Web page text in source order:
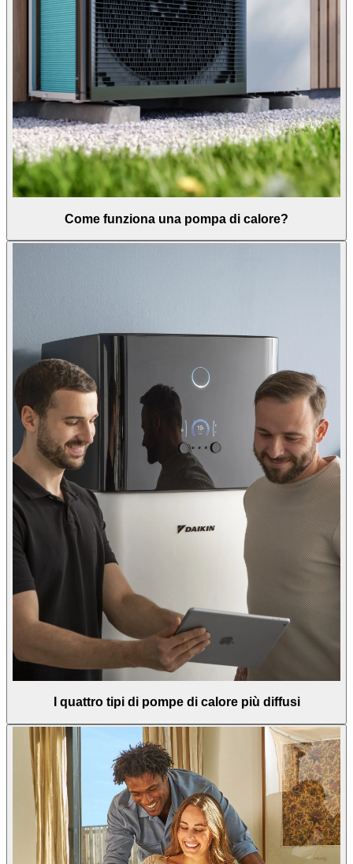
Come funziona una pompa di calore?
I quattro tipi di pompe di calore più diffusi